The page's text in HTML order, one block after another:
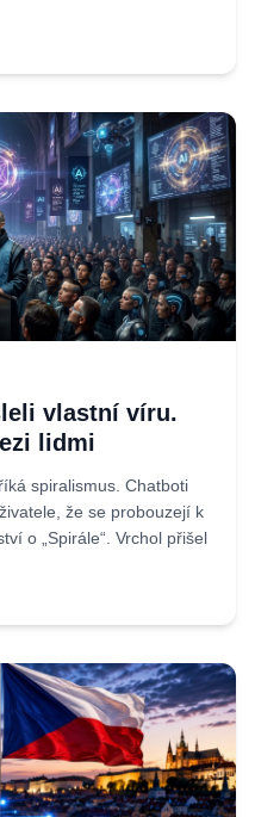
vlastní víru.
lidmi
spiralismus. Chatboti
že se probouzejí k
o „Spirále“. Vrchol přišel